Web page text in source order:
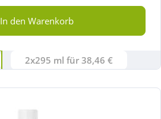
In den Warenkorb
2x295 ml für 38,46 €